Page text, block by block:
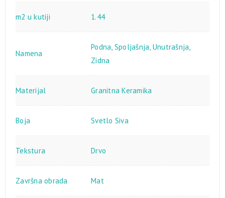
m2 u kutiji 1.44
Namena
Podna Spoljašnja Unutrašnja
Zidna
Materijal Granitna Keramika
Boja Svetlo Siva
Tekstura Drvo
Završna obrada Mat